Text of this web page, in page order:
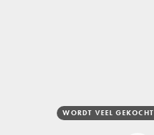
WORDT VEEL GEKOCHT